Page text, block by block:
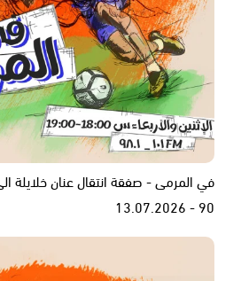
في المرمى - صفقة انتقال عنان خلايلة
90 - 13.07.2026